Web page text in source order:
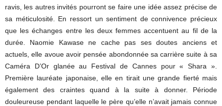
ravis, les autres invités pourront se faire une idée assez précise de
sa méticulosité. En ressort un sentiment de connivence précieux
que les échanges entre les deux femmes accentuent au fil de la
durée. Naomie Kawase ne cache pas ses doutes anciens et
actuels, elle avoue avoir pensée abondonnée sa carrière suite à sa
Caméra D’Or glanée au Festival de Cannes pour « Shara ».
Première lauréate japonaise, elle en tirait une grande fierté mais
également des craintes quand à la suite à donner. Période
douleureuse pendant laquelle le père qu’elle n’avait jamais connue